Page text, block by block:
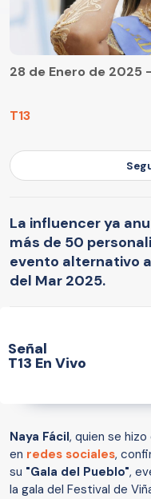
T13
28 de Enero de 2025
La influencer ya
más de 50
evento alternativo
del Mar 2025.
Señal
T13 En Vivo
Naya Fácil, quien se
en redes sociales,
su "Gala del Pueblo",
la gala del Festival de